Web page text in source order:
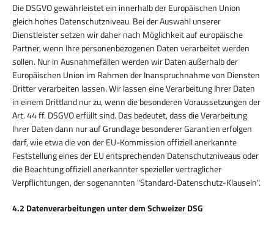
Die DSGVO gewährleistet ein innerhalb der Europäischen Union
gleich hohes Datenschutzniveau. Bei der Auswahl unserer
Dienstleister setzen wir daher nach Möglichkeit auf europäische
Partner, wenn Ihre personenbezogenen Daten verarbeitet werden
sollen. Nur in Ausnahmefällen werden wir Daten außerhalb der
Europäischen Union im Rahmen der Inanspruchnahme von Diensten
Dritter verarbeiten lassen. Wir lassen eine Verarbeitung Ihrer Daten
in einem Drittland nur zu, wenn die besonderen Voraussetzungen der
Art. 44 ff. DSGVO erfüllt sind. Das bedeutet, dass die Verarbeitung
Ihrer Daten dann nur auf Grundlage besonderer Garantien erfolgen
darf, wie etwa die von der EU-Kommission offiziell anerkannte
Feststellung eines der EU entsprechenden Datenschutzniveaus oder
die Beachtung offiziell anerkannter spezieller vertraglicher
Verpflichtungen, der sogenannten "Standard-Datenschutz-Klauseln".
4.2 Datenverarbeitungen unter dem Schweizer DSG